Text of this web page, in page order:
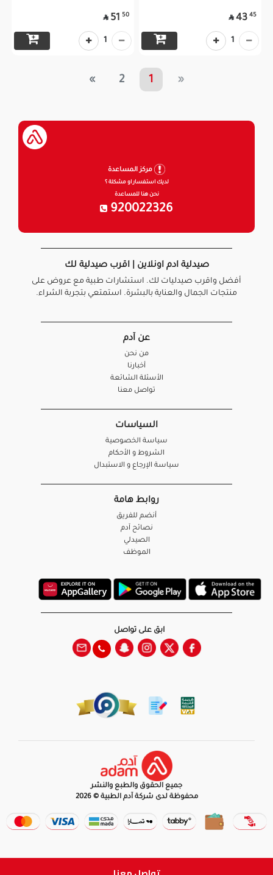
45
43

1
50
51

1
«
1
2
»
مركز المساعدة
لديك استفسار او مشكلة ؟
نحن هنا للمساعدة
920022326
صيدلية ادم اونلاين | اقرب صيدلية لك
أفضل واقرب صيدليات لك. استشارات طبية مع عروض على
منتجات الجمال والعناية بالبشرة. استمتعي بتجربة الشراء.
عن آدم
من نحن
أخبارنا
الأسئلة الشائعة
تواصل معنا
السياسات
سياسة الخصوصية
الشروط و الأحكام
سياسة الإرجاع و الاستبدال
روابط هامة
أنضم للفريق
نصائح آدم
الصيدلي
الموظف
ابق على تواصل
جميع الحقوق والطبع والنشر
محفوظة لدى شركة آدم الطبية © 2026